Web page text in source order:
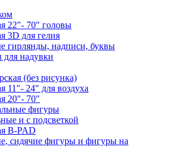
22"- 70" головы
3D для гелия
гирлянды, надписи, буквы
надувки
(без рисунка)
11"- 24" для воздуха
20"- 70"
фигуры
и с подсветкой
B-PAD
сидячие фигуры и фигуры на